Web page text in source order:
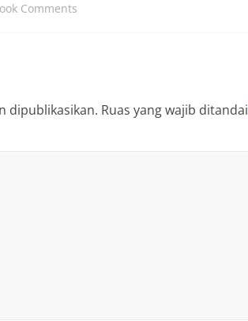
Comments
dipublikasikan. Ruas yang wajib ditandai